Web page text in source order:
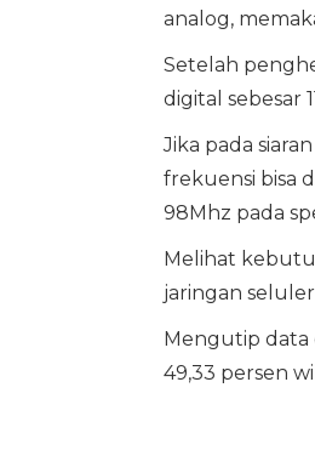
analog,
Setelah
digital sebesar
Jika pada
frekuensi bisa
98Mhz pada
Melihat
jaringan
Mengutip data
49,33 persen